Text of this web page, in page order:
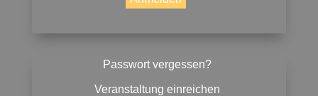
Passwort vergessen?
Veranstaltung einreichen